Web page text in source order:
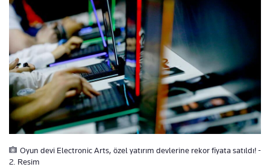
Oyun devi Electronic Arts, özel yatırım devlerine rekor fiyata satıldı! -
2. Resim